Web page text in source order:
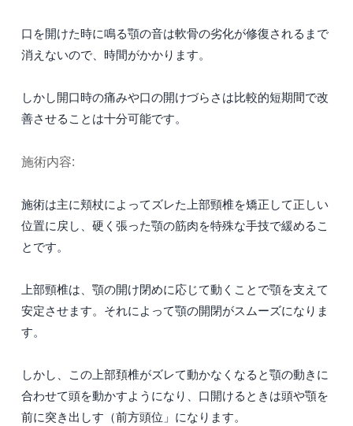
口を開けた時に鳴る顎の音は軟骨の劣化が修復されるまで
消えないので、時間がかかります。
しかし開口時の痛みや口の開けづらさは比較的短期間で改
善させることは十分可能です。
施術内容:
施術は主に頬杖によってズレた上部頸椎を矯正して正しい
位置に戻し、硬く張った顎の筋肉を特殊な手技で緩めるこ
とです。
上部頸椎は、顎の開け閉めに応じて動くことで顎を支えて
安定させます。それによって顎の開閉がスムーズになりま
す。
しかし、この上部頚椎がズレて動かなくなると顎の動きに
合わせて頭を動かすようになり、口開けるときは頭や顎を
前に突き出しす（前方頭位」になります。